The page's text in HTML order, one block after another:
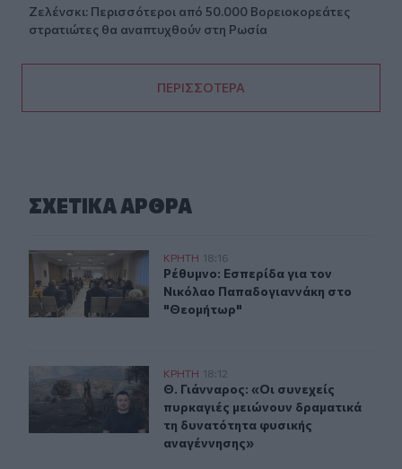
Ζελένσκι: Περισσότεροι από 50.000 Βορειοκορεάτες
στρατιώτες θα αναπτυχθούν στη Ρωσία
ΠΕΡΙΣΣΟΤΕΡΑ
ΣΧΕΤΙΚA AΡΘΡΑ
Ρέθυμνο: Εσπερίδα για τον Νικόλαο Παπαδογιαννάκη
ΚΡΗΤΗ 18:16
Ρέθυμνο: Εσπερίδα για τον
Ρέθυμνο: Εσπερίδα για τον
Νικόλαο Παπαδογιαννάκη στο
"Θεομήτωρ"
Θ. Γιάνναρος: «Οι συνεχείς πυρκαγιές μειώνουν
ΚΡΗΤΗ 18:12
Θ. Γιάνναρος: «Οι συνεχείς
Θ. Γιάνναρος: «Οι συνεχείς
πυρκαγιές μειώνουν δραματικά
τη δυνατότητα φυσικής
αναγέννησης»